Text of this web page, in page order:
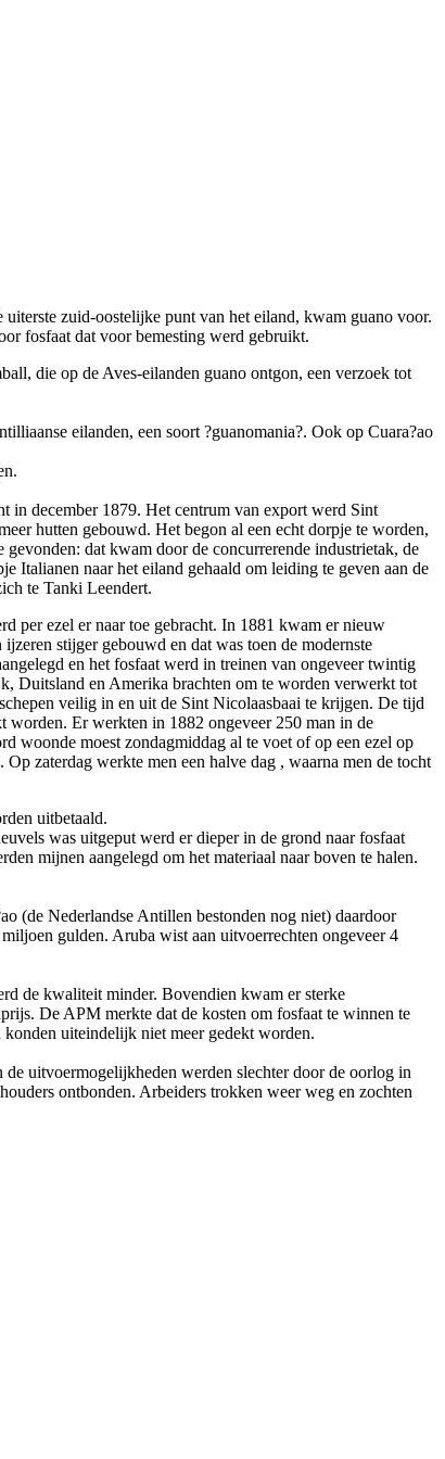
zuid-oostelijke punt van het eiland, kwam guano voor.
fosfaat dat voor bemesting werd gebruikt.
die op de Aves-eilanden guano ontgon, een verzoek tot
eilanden, een soort ?guanomania?. Ook op Cuara?ao
in december 1879. Het centrum van export werd Sint
hutten gebouwd. Het begon al een echt dorpje te worden,
dat kwam door de concurrerende industrietak, de
Italianen naar het eiland gehaald om leiding te geven aan de
te Tanki Leendert.
per ezel er naar toe gebracht. In 1881 kwam er nieuw
stijger gebouwd en dat was toen de modernste
en het fosfaat werd in treinen van ongeveer twintig
Duitsland en Amerika brachten om te worden verwerkt tot
veilig in en uit de Sint Nicolaasbaai te krijgen. De tijd
worden. Er werkten in 1882 ongeveer 250 man in de
woonde moest zondagmiddag al te voet of op een ezel op
zaterdag werkte men een halve dag , waarna men de tocht
uitbetaald.
was uitgeput werd er dieper in de grond naar fosfaat
mijnen aangelegd om het materiaal naar boven te halen.
(de Nederlandse Antillen bestonden nog niet) daardoor
gulden. Aruba wist aan uitvoerrechten ongeveer 4
de kwaliteit minder. Bovendien kwam er sterke
De APM merkte dat de kosten om fosfaat te winnen te
uiteindelijk niet meer gedekt worden.
uitvoermogelijkheden werden slechter door de oorlog in
ontbonden. Arbeiders trokken weer weg en zochten